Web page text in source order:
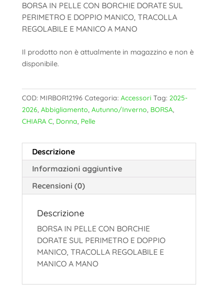
BORSA IN PELLE CON BORCHIE DORATE SUL
PERIMETRO E DOPPIO MANICO, TRACOLLA
REGOLABILE E MANICO A MANO
Il prodotto non è attualmente in magazzino e non è
disponibile.
COD: MIRBOR12196 Categoria: Accessori Tag: 2025-
2026, Abbigliamento, Autunno/Inverno, BORSA,
CHIARA C, Donna, Pelle
Descrizione
Informazioni aggiuntive
Recensioni (0)
Descrizione
BORSA IN PELLE CON BORCHIE
DORATE SUL PERIMETRO E DOPPIO
MANICO, TRACOLLA REGOLABILE E
MANICO A MANO